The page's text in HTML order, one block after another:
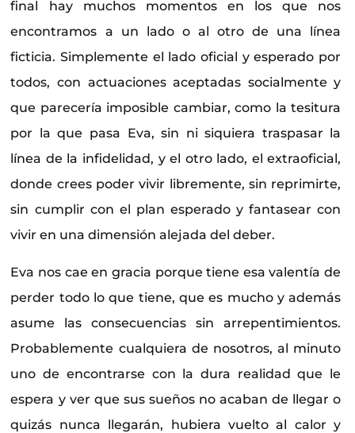
final hay muchos momentos en los que nos
encontramos a un lado o al otro de una línea
ficticia. Simplemente el lado oficial y esperado por
todos, con actuaciones aceptadas socialmente y
que parecería imposible cambiar, como la tesitura
por la que pasa Eva, sin ni siquiera traspasar la
línea de la infidelidad, y el otro lado, el extraoficial,
donde crees poder vivir libremente, sin reprimirte,
sin cumplir con el plan esperado y fantasear con
vivir en una dimensión alejada del deber.
Eva nos cae en gracia porque tiene esa valentía de
perder todo lo que tiene, que es mucho y además
asume las consecuencias sin arrepentimientos.
Probablemente cualquiera de nosotros, al minuto
uno de encontrarse con la dura realidad que le
espera y ver que sus sueños no acaban de llegar o
quizás nunca llegarán, hubiera vuelto al calor y